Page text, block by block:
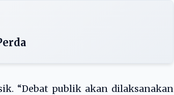
“Debat publik akan dilaksanakan